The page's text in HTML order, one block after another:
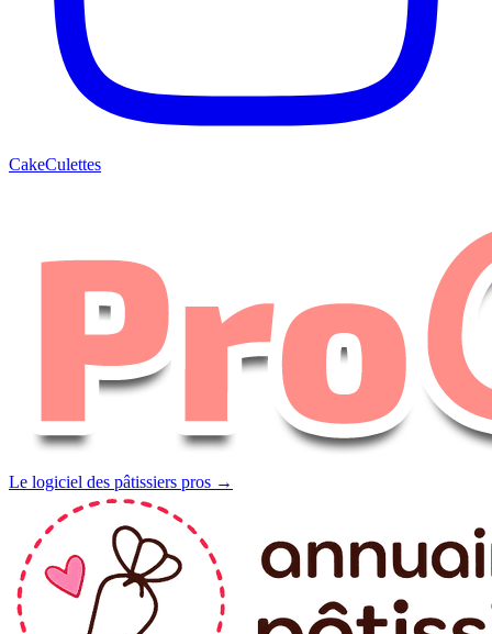
CakeCulettes
Le logiciel des pâtissiers pros →